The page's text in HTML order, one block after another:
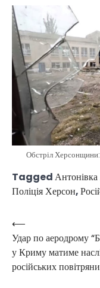
Обстріл
Tagged
Поліція Херсон,
Post
navigation
⟵
Удар по аеродрому
у Криму матиме
російських